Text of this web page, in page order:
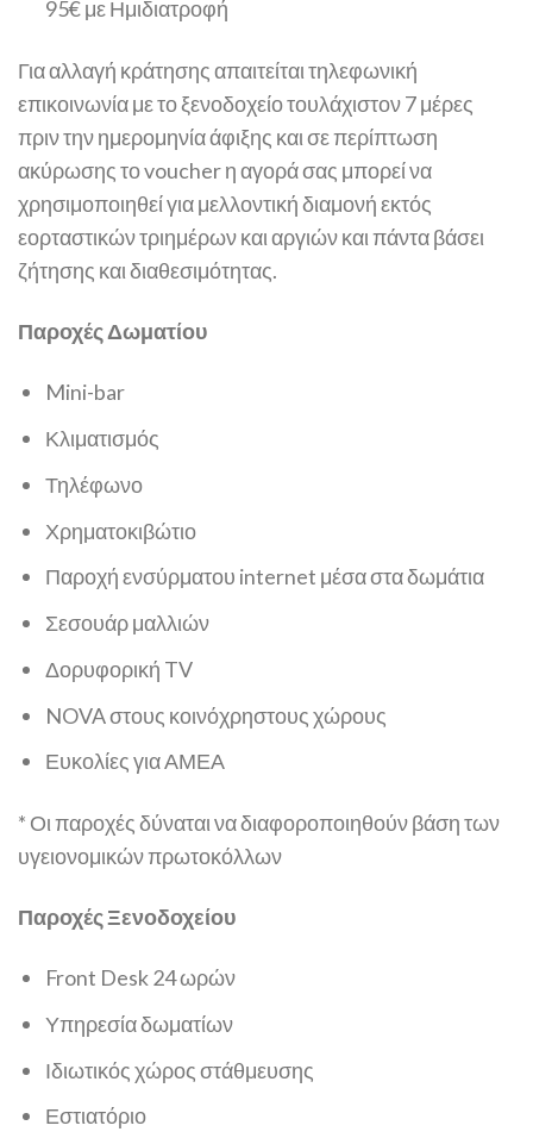
95€ με Ημιδιατροφή
Για αλλαγή κράτησης απαιτείται τηλεφωνική
επικοινωνία με το ξενοδοχείο τουλάχιστον 7 μέρες
πριν την ημερομηνία άφιξης και σε περίπτωση
ακύρωσης το voucher η αγορά σας μπορεί να
χρησιμοποιηθεί για μελλοντική διαμονή εκτός
εορταστικών τριημέρων και αργιών και πάντα βάσει
ζήτησης και διαθεσιμότητας.
Παροχές Δωματίου
Mini-bar
Κλιματισμός
Τηλέφωνο
Χρηματοκιβώτιο
Παροχή ενσύρματου internet μέσα στα δωμάτια
Σεσουάρ μαλλιών
Δορυφορική TV
NOVA στους κοινόχρηστους χώρους
Ευκολίες για ΑΜΕΑ
* Οι παροχές δύναται να διαφοροποιηθούν βάση των
υγειονομικών πρωτοκόλλων
Παροχές Ξενοδοχείου
Front Desk 24 ωρών
Υπηρεσία δωματίων
Ιδιωτικός χώρος στάθμευσης
Εστιατόριο